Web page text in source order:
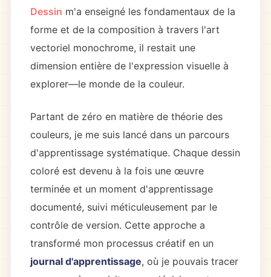
Dessin m'a enseigné les fondamentaux de la
forme et de la composition à travers l'art
vectoriel monochrome, il restait une
dimension entière de l'expression visuelle à
explorer—le monde de la couleur.
Partant de zéro en matière de théorie des
couleurs, je me suis lancé dans un parcours
d'apprentissage systématique. Chaque dessin
coloré est devenu à la fois une œuvre
terminée et un moment d'apprentissage
documenté, suivi méticuleusement par le
contrôle de version. Cette approche a
transformé mon processus créatif en un
journal d'apprentissage, où je pouvais tracer